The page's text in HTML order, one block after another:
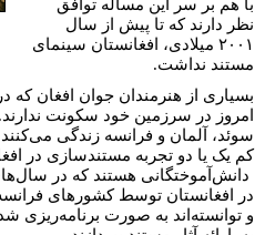
نظر دارند که تا پیش از سال
۲۰۰۱ میلادی، افغانستان سینمای
مستند نداشت.
بسیاری از هنرمندان جوان افغان که
امروز در سرزمین خود سکونت
سوئد، آلمان و فرانسه زندگی
کم یک یا دو تجربه مستندسازی در
دانش‌آموختگانی هستند که در
در افغانستان توسط کشورهای
و توانسته‌اند به صورت برنامه‌ریزی